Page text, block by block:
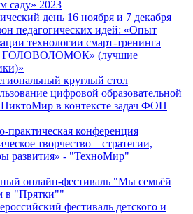
саду» 2023
день 16 ноября и 7 декабря
педагогических идей: «Опыт
технологии смарт-тренинга
(лучшие
круглый стол
цифровой образовательной
в контексте задач ФОП
практическая конференция
творчество – стратегии,
развития» - "ТехноМир"
онлайн-фестиваль "Мы семьёй
в "Прятки""
фестиваль детского и